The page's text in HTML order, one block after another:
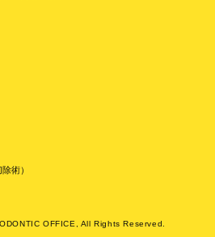
術）
OFFICE, All Rights Reserved.